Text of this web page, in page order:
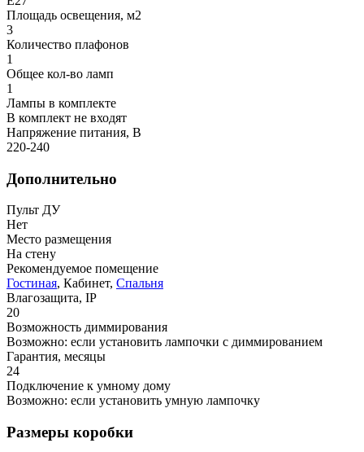
Площадь освещения, м2
3
Количество плафонов
1
Общее кол-во ламп
1
Лампы в комплекте
В комплект не входят
Напряжение питания, В
220-240
Дополнительно
Пульт ДУ
Нет
Место размещения
На стену
Рекомендуемое помещение
Гостиная, Кабинет, Спальня
Влагозащита, IP
20
Возможность диммирования
Возможно: если установить лампочки с диммированием
Гарантия, месяцы
24
Подключение к умному дому
Возможно: если установить умную лампочку
Размеры коробки